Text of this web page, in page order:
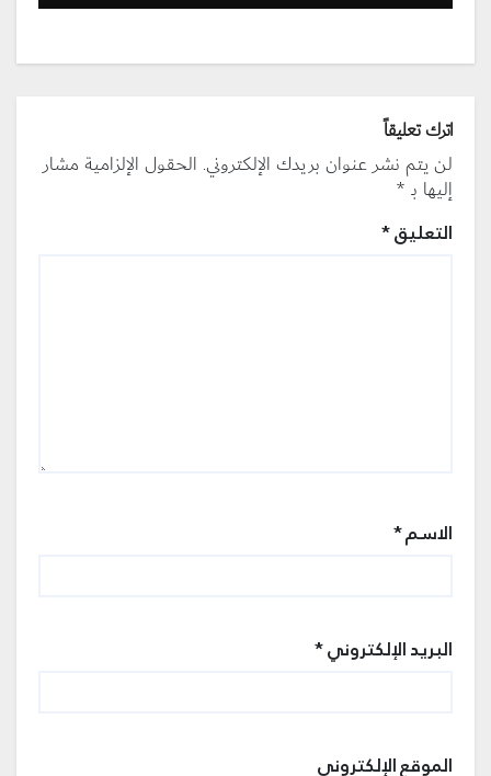
اترك تعليقاً
لن يتم نشر عنوان بريدك الإلكتروني. الحقول الإلزامية مشار
إليها بـ *
التعليق*
الاسم*
البريد الإلكتروني*
الموقع الإلكتروني